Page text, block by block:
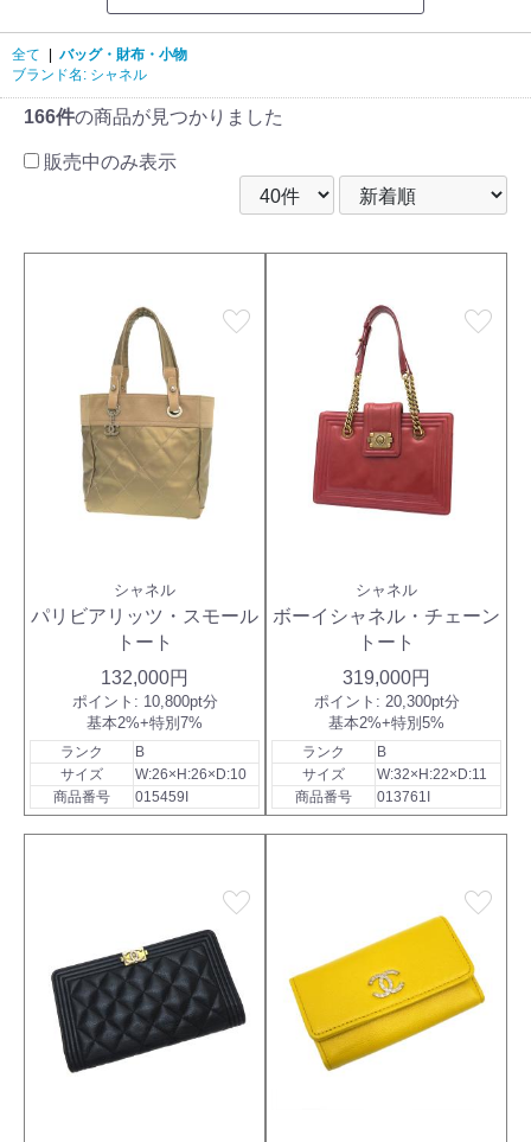
全て
バッグ・財布・小物
ブランド名: シャネル
166件の商品が見つかりました
販売中のみ表示
favorite
シャネル
パリビアリッツ・スモール
トート
132,000円
ポイント: 10,800pt分
基本2%+特別7%
ランク
B
サイズ
W:26×H:26×D:10
商品番号
015459I
favorite
シャネル
ボーイシャネル・チェーン
トート
319,000円
ポイント: 20,300pt分
基本2%+特別5%
ランク
B
サイズ
W:32×H:22×D:11
商品番号
013761I
favorite favorite